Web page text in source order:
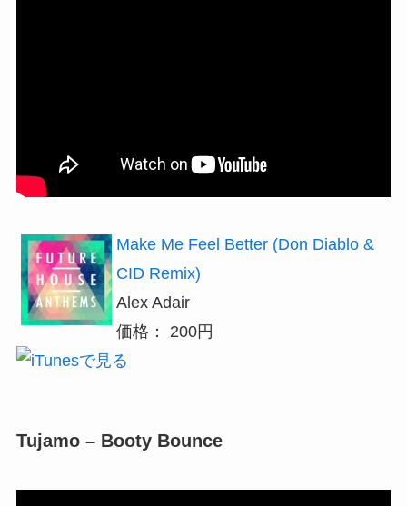
Make Me Feel Better (Don Diablo &
CID Remix)
Alex Adair
価格： 200円
Tujamo – Booty Bounce